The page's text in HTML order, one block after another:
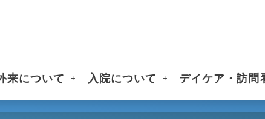
来について 入院について デイケア・訪問